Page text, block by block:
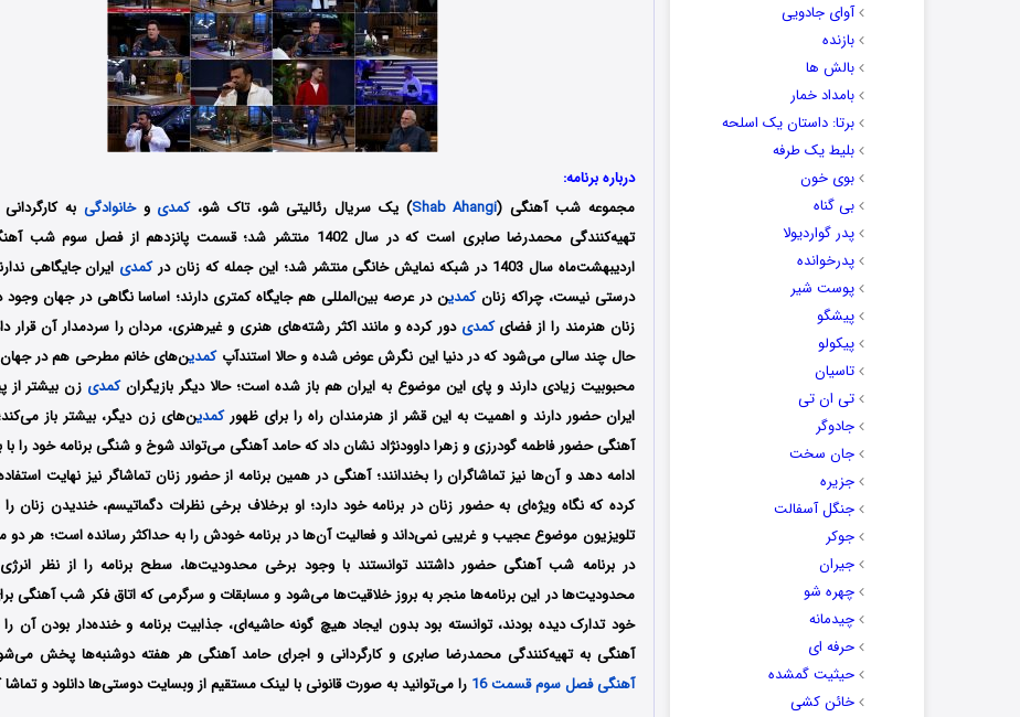
آوای جادویی
بازنده
بالش ها
بامداد خمار
برتا: داستان یک اسلحه
بلیط یک‌‌ طرفه
بوی خون
بی گناه
پدر گواردیولا
پدرخوانده
پوست شیر
پیشگو
پیکولو
تاسیان
تی ان تی
جادوگر
جان سخت
جزیره
جنگل آسفالت
جوکر
جیران
چهره شو
چیدمانه
حرفه ای
حیثیت گمشده
خائن کشی
درباره برنامه:
مجموعه شب‌ آهنگی (Shab Ahangi) یک سریال رئالیتی شو، تاک شو،کمدی وخانوادگی به
اردیبهشت‌ماه سال 1403 در شبکه نمایش خانگی منتشر شد؛ این جمله که زنان در
کمدی ایران جایگاهی
درستی نیست، چراکه زنانکمدین در عرصه بین‌المللی هم جایگاه کمتری دارند؛ اساسا نگاهی در جهان وجود
زنان هنرمند را از فضایکمدی دور کرده و مانند اکثر رشته‌های هنری و غیرهنری، مردان را سردمدار آن قرار
حال چند سالی می‌شود که در دنیا این نگرش عوض شده و حالا استندآپکمدین‌های خانم مطرحی هم در جهان
محبوبیت زیادی دارند و پای این موضوع به ایران هم باز شده‌ است؛ حالا دیگر بازیگرانکمدی زن بیشتر
ایران حضور دارند و اهمیت به این قشر از هنرمندان راه را برای ظهورکمدین‌های زن دیگر، بیشتر باز
آهنگی حضور فاطمه گودرزی و زهرا داوودنژاد نشان داد که حامد آهنگی می‌تواند شوخ و شنگی برنامه خود را
ادامه دهد و آن‌ها نیز تماشاگران را بخندانند؛ آهنگی در همین برنامه از حضور زنان تماشاگر نیز نهایت
کرده که نگاه ویژه‌ای به حضور زنان در برنامه خود دارد؛ او برخلاف برخی نظرات دگماتیسم، خندیدن زنان
تلویزیون موضوع عجیب و غریبی نمی‌داند و فعالیت آن‌ها در برنامه خودش را به حداکثر رسانده است؛ هر دو
در برنامه شب آهنگی حضور داشتند توانستند با وجود برخی محدودیت‌ها، سطح برنامه را از نظر انرژی
محدودیت‌ها در این برنامه‌ها منجر به بروز خلاقیت‌ها می‌شود و مسابقات و سرگرمی که اتاق فکر شب آهنگی
خود تدارک دیده بودند، توانسته بود بدون ایجاد هیچ گونه حاشیه‌ای، جذابیت برنامه و خنده‌دار بودن
آهنگی به تهیه‌کنندگی محمدرضا صابری و کارگردانی و اجرای حامد آهنگی هر هفته دوشنبه‌ها پخش
آهنگی فصل سوم قسمت 16
را می‌توانید به صورت قانونی با لینک مستقیم از وبسایت دوستی‌ها دانلود و تماشا